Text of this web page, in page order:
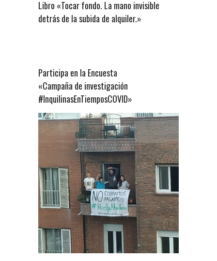
Libro «Tocar fondo. La mano invisible
detrás de la subida de alquiler.»
Participa en la Encuesta
«Campaña de investigación
#InquilinasEnTiemposCOVID»